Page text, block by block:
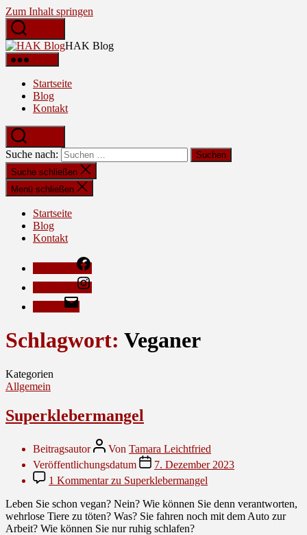
Zum Inhalt springen
HAK Blog
Startseite
Blog
Kontakt
Suche nach:
Suche schließen
Menü schließen
Startseite
Blog
Kontakt
Schlagwort: Veganer
Kategorien
Allgemein
Superklebermangel
Beitragsautor Von Tamara Leichtfried
Veröffentlichungsdatum
7. Dezember 2023
1 Kommentarzu Superklebermangel
Leben Sie schon vegan? Nein? Wie können Sie denn verantworten,
wehrlose Tiere zu töten? Was? Sie fahren noch mit dem Auto zur
Arbeit? Wie können Sie nur ruhig schlafen?